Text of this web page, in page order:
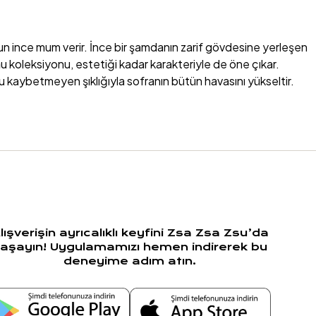
ince mum verir. İnce bir şamdanın zarif gövdesine yerleşen
koleksiyonu, estetiği kadar karakteriyle de öne çıkar.
şıklığıyla sofranın bütün havasını yükseltir.
de romantik mum dokunuşlarıyla zenginleşmiş bir
Zsa Zsa Zsu’nun renk paletinden ilham alan renkli şamdan
bir davete çevirir. Işık değişir, ruh hâli değişir, anılar değişir.
etkileyicidir. Zsa Zsa Zsu’nun renkli ve uzun ömürlü
zaman da canlı renkleriyle neşeli bir doğum günü
ayrıcalıklı keyfini Zsa Zsa Zsu’da
Uygulamamızı hemen indirerek bu
deneyime adım atın.